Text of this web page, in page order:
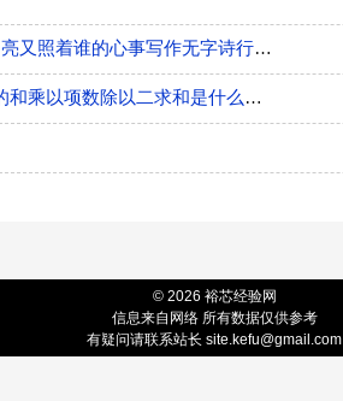
二十四桥的月亮,又照着谁的心事,写作无字诗行二十四桥的月亮又照着谁的心事写作无字诗行什么意思
首项加末项的和乘以项数除以二求和是什么意思首项加末项的和乘以项数除以二求和是什么公式
© 2026 裕芯经验网
信息来自网络 所有数据仅供参考
有疑问请联系站长 site.kefu@gmail.com